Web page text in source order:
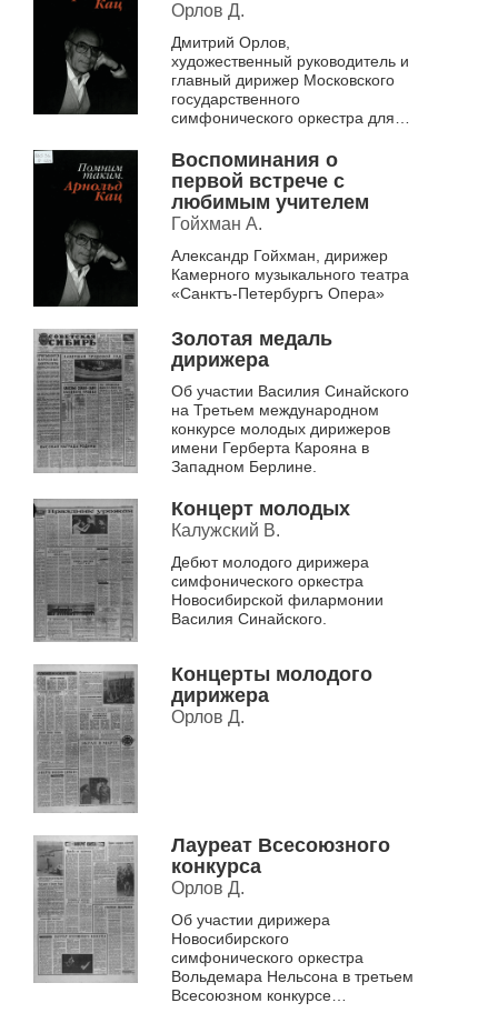
Орлов Д.
Дмитрий Орлов,
художественный руководитель и
главный дирижер Московского
государственного
симфонического оркестра для
заслуженный артист РФ.
Воспоминания о
первой встрече с
любимым учителем
Гойхман А.
Александр Гойхман, дирижер
Камерного музыкального театра
«Санктъ-Петербургъ Опера»
Золотая медаль
дирижера
Об участии Василия Синайского
на Третьем международном
конкурсе молодых дирижеров
имени Герберта Карояна в
Западном Берлине.
Концерт молодых
Калужский В.
Дебют молодого дирижера
симфонического оркестра
Новосибирской филармонии
Василия Синайского.
Концерты молодого
дирижера
Орлов Д.
Лауреат Всесоюзного
конкурса
Орлов Д.
Об участии дирижера
Новосибирского
симфонического оркестра
Вольдемара Нельсона в третьем
Всесоюзном конкурсе